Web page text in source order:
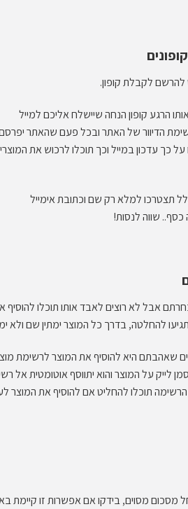
לקבלת קופון.
הרגע קופון הנחה שיישלח אליכם למייל
הדיוור של האתר ובכל פעם שהאתר
כך עדכון במייל וכך תוכלו לרכוש את
תצטרכו למלא רק שם וכתובת אימייל
שווה לנסות!
אבל לא רוצים לאבד אותו תוכלו להוסיף
להחלטה, בדרך כל המוצר ימתין שם ולא
שאהבתם היא להוסיף את המוצר לרשימת
לייק על המוצר והוא יתווסף אוטומטית אל
תוכלו להחליט אם להוסיף את המוצר
מסכום מסוים, בידקו אם אפשרות זו קיימת